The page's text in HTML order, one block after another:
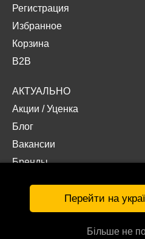
Регистрация
Избранное
Корзина
B2B
АКТУАЛЬНО
Акции /Уценка
Блог
Вакансии
Бренды
Перейти на
Більше не